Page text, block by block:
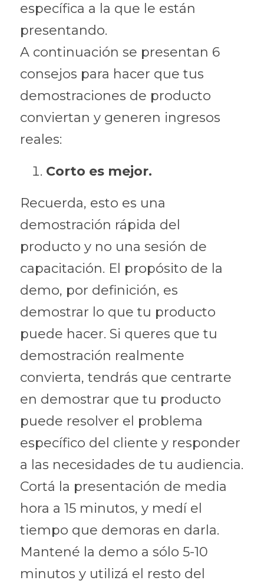
específica a la que le están
presentando.
A continuación se presentan 6
consejos para hacer que tus
demostraciones de producto
conviertan y generen ingresos
reales:
Corto es mejor.
Recuerda, esto es una
demostración rápida del
producto y no una sesión de
capacitación. El propósito de la
demo, por definición, es
demostrar lo que tu producto
puede hacer. Si queres que tu
demostración realmente
convierta, tendrás que centrarte
en demostrar que tu producto
puede resolver el problema
específico del cliente y responder
a las necesidades de tu audiencia.
Cortá la presentación de media
hora a 15 minutos, y medí el
tiempo que demoras en darla.
Mantené la demo a sólo 5-10
minutos y utilizá el resto del